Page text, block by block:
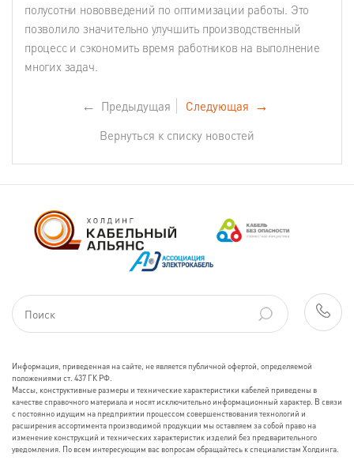
полусотни нововведений по оптимизации работы. Это
позволило значительно улучшить производственный
процесс и сэкономить время работников на выполнение
многих задач.
← Предыдущая Следующая →
Вернуться к списку новостей
Информация, приведенная на сайте, не является публичной офертой, определяемой
положениями ст. 437 ГК РФ.
Массы, конструктивные размеры и технические характеристики кабелей приведены в
качестве справочного материала и носят исключительно информационный характер. В связи
с постоянно идущим на предприятии процессом совершенствования технологий и
расширения ассортимента производимой продукции мы оставляем за собой право на
изменение конструкций и технических характеристик изделий без предварительного
уведомления. По всем интересующим вас вопросам обращайтесь к специалистам Холдинга.